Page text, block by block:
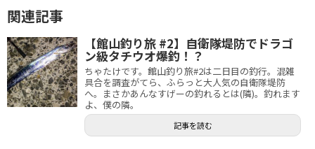
関連記事
【館山釣り旅 #2】自衛隊堤防でドラゴ
ン級タチウオ爆釣！？
ちゃたけです。館山釣り旅#2は二日目の釣行。混雑
具合を調査がてら、ふらっと大人気の自衛隊堤防
へ。まさかあんなすげーの釣れるとは(隣)。釣れます
よ、僕の隣。
記事を読む